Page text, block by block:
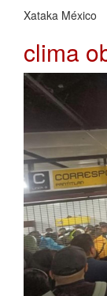
Xataka México
clima